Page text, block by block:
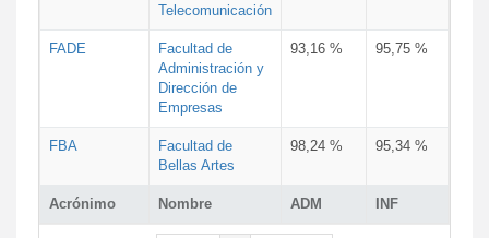
Acrónimo Nombre ADM INF
Telecomunicación
FADE
Facultad de
Administración y
Dirección de
Empresas
93,16 % 95,75 %
FBA
Facultad de
Bellas Artes
98,24 % 95,34 %